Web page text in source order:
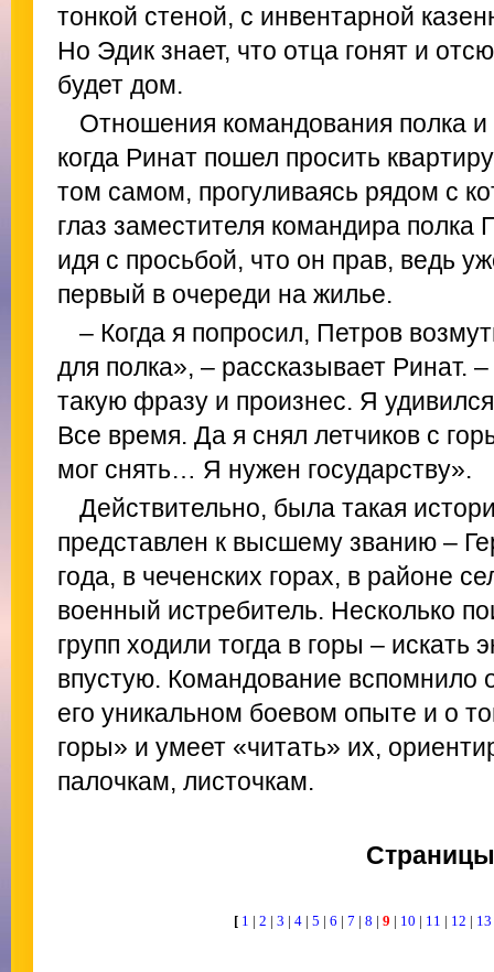
тонкой стеной, с инвентарной
Но Эдик знает, что отца гонят и
будет дом.
Отношения командования полка
когда Ринат пошел просить
том самом, прогуливаясь рядом с
глаз заместителя командира полка
идя с просьбой, что он прав, ведь
первый в очереди на жилье.
– Когда я попросил, Петров
для полка», – рассказывает Ринат.
такую фразу и произнес. Я
Все время. Да я снял летчиков с
мог снять… Я нужен государству».
Действительно, была такая
представлен к высшему званию –
года, в чеченских горах, в районе
военный истребитель. Несколько
групп ходили тогда в горы – искать
впустую. Командование вспомнило
его уникальном боевом опыте и о
горы» и умеет «читать» их,
палочкам, листочкам.
Страницы
[ 1 | 2 | 3 | 4 | 5 | 6 | 7 | 8 | 9 | 10 | 11 | 12 | 13